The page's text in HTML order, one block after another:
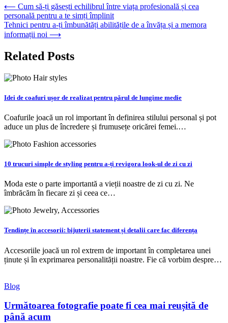
Navigare
în
articole
⟵ Cum să-ți găsești echilibrul între viața profesională și cea
personală pentru a te simți împlinit
Tehnici pentru a-ți îmbunătăți abilitățile de a învăța și a memora
informații noi ⟶
Related Posts
Idei de coafuri ușor de realizat pentru părul de lungime medie
Coafurile joacă un rol important în definirea stilului personal și pot
aduce un plus de încredere și frumusețe oricărei femei.…
10 trucuri simple de styling pentru a-ți revigora look-ul de zi cu zi
Moda este o parte importantă a vieții noastre de zi cu zi. Ne
îmbrăcăm în fiecare zi și ceea ce…
Tendințe în accesorii: bijuterii statement și detalii care fac diferența
Accesoriile joacă un rol extrem de important în completarea unei
ținute și în exprimarea personalității noastre. Fie că vorbim despre…
Blog
Următoarea fotografie poate fi cea mai reușită de
până acum